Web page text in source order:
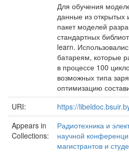
Для обучения
данные из
пакет моделей
стандартных
learn.
батареям, которые
в процессе 100
возможных типа
оптимизацию
URI:
https://
Appears in
Collections:
Радиотехника и
научной
магистрантов и